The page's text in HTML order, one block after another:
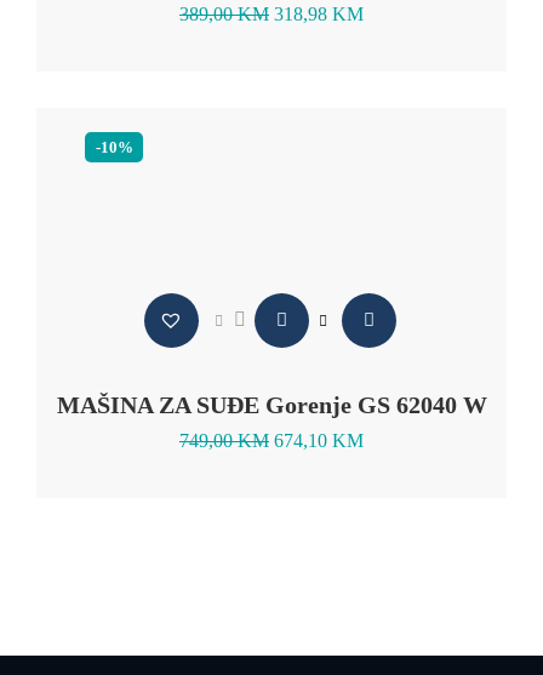
389,00KM 318,98 KM
-10%
MAŠINA ZA SUĐE Gorenje GS 62040 W
749,00KM 674,10 KM